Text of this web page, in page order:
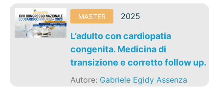
MASTER 2025
L’adulto con cardiopatia
congenita. Medicina di
transizione e corretto follow up.
Autore: Gabriele Egidy Assenza